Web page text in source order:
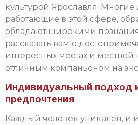
культурой Ярославля.
работающие в этой сфере,
обладают широкими
рассказать вам о
интересных местах и местной
отличным компаньоном на
Индивидуальный подход
предпочтения
Каждый человек уникален, и